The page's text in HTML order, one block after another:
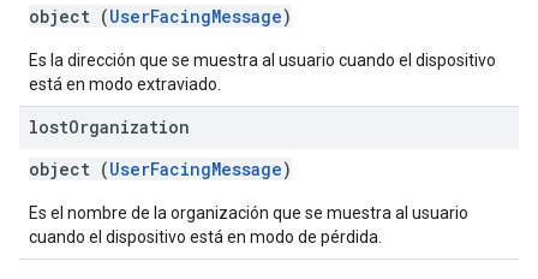
object (UserFacingMessage)
Es la dirección que se muestra al usuario cuando el dispositivo
está en modo extraviado.
lostOrganization
object (UserFacingMessage)
Es el nombre de la organización que se muestra al usuario
cuando el dispositivo está en modo de pérdida.